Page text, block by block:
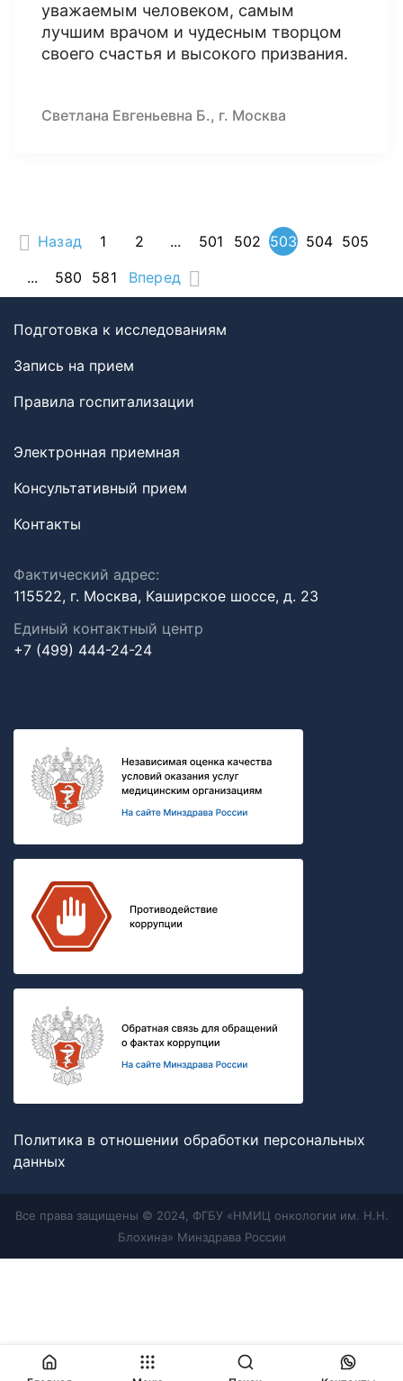
уважаемым человеком, самым
лучшим врачом и чудесным творцом
своего счастья и высокого призвания.
Светлана Евгеньевна Б., г. Москва
Назад 1 2 ... 501 502 503 504 505
...
580 581 Вперед
Подготовка к исследованиям
Запись на прием
Правила госпитализации
Электронная приемная
Консультативный прием
Контакты
Фактический адрес:
115522, г. Москва, Каширское шоссе, д. 23
Единый контактный центр
+7 (499) 444-24-24
Политика в отношении обработки персональных
данных
Все права защищены © 2024, ФГБУ «НМИЦ онкологии им. Н.Н.
Блохина» Минздрава России